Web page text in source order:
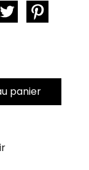
panier